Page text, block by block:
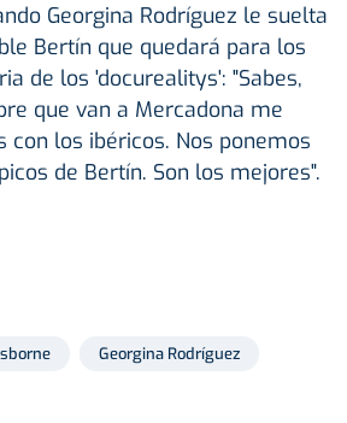
Georgina Rodríguez le suelta
Bertín que quedará para los
de los 'docurealitys': "Sabes,
que van a Mercadona me
con los ibéricos. Nos ponemos
de Bertín. Son los mejores".
Georgina Rodríguez